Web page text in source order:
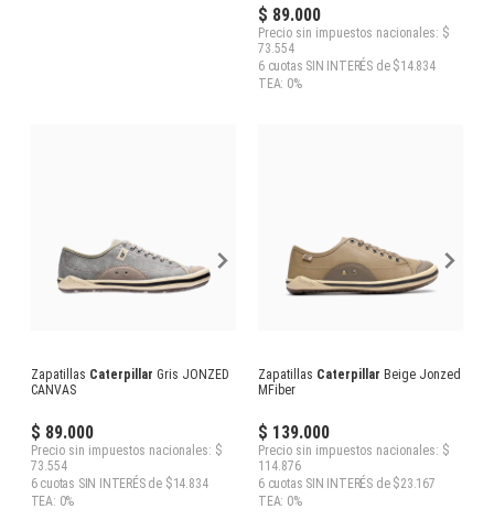
$ 89.000
Precio sin impuestos nacionales: $
73.554
6 cuotas SIN INTERÉS de $14.834
TEA: 0%
Zapatillas Caterpillar Gris JONZED
CANVAS
$ 89.000
Precio sin impuestos nacionales: $
73.554
6 cuotas SIN INTERÉS de $14.834
TEA: 0%
Zapatillas Caterpillar Beige Jonzed
MFiber
$ 139.000
Precio sin impuestos nacionales: $
114.876
6 cuotas SIN INTERÉS de $23.167
TEA: 0%